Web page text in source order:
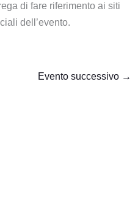
di fare riferimento ai siti
dell’evento.
Evento successivo →